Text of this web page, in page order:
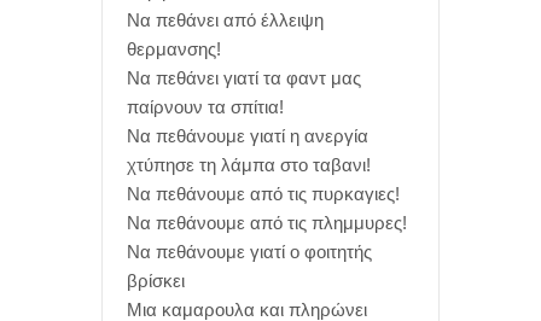
Να πεθάνει από έλλειψη
θερμανσης!
Να πεθάνει γιατί τα φαντ μας
παίρνουν τα σπίτια!
Να πεθάνουμε γιατί η ανεργία
χτύπησε τη λάμπα στο ταβανι!
Να πεθάνουμε από τις πυρκαγιες!
Να πεθάνουμε από τις πλημμυρες!
Να πεθάνουμε γιατί ο φοιτητής
βρίσκει
Μια καμαρουλα και πληρώνει